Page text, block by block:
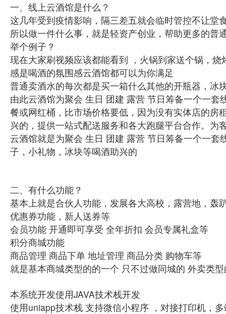
一、线上云酒馆是什么？
这几年受到疫情影响，隔三差五就会临时管控不让
所以做一件什么事，就是轻资产创业，帮助更多的
举个例子？
现在大家刷视频应该都能看到 ，火锅到家送个锅，
感是喝酒的氛围感云酒馆都可以为你满足
普通卖酒水的每次都是买一箱什么其他的开瓶器，冰
由此云酒馆为聚会 生日 团建 露营 节日筹备一个一
餐或网红桶，比市场价格要低，因为没有实体店的
兴的，提供一站式配送服务和各大跑腿平台合作。
云酒馆就是为聚会 生日 团建 露营 节日筹备一个一
子，小礼物，冰块等喝酒助兴的
二、有什么功能？
基本上就是合伙人功能，发展各大高校，露营地，轰
优惠券功能，新人送券等
会员功能 开通即可享受 全年折扣 会员专属礼盒等
积分商城功能
商品管理 商品下单 地址管理 商品分类 购物车等
就是基本商城类型的的一个 只不过做同城的 外卖类
本系统开发使用JAVA技术栈开发
使用uniapp技术栈 支持微信小程序 ，对接打印机，